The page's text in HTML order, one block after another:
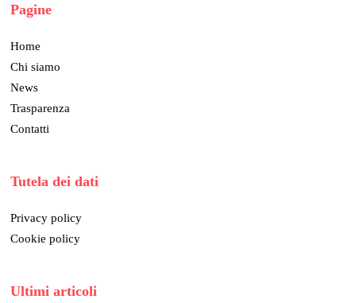
Pagine
Home
Chi siamo
News
Trasparenza
Contatti
Tutela dei dati
Privacy policy
Cookie policy
Ultimi articoli